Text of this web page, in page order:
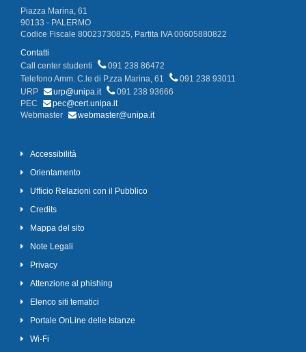
Piazza Marina, 61
90133 - PALERMO
Codice Fiscale 80023730825, Partita IVA 00605880822
Contatti
Call center studenti
091 238 86472
Telefono Amm. C.le di P.zza Marina, 61
091 238 93011
URP
urp@unipa.it
091 238 93666
PEC
pec@cert.unipa.it
Webmaster
webmaster@unipa.it
Accessibilità
Orientamento
Ufficio Relazioni con il Pubblico
Credits
Mappa del sito
Note Legali
Privacy
Attenzione al phishing
Elenco siti tematici
Portale OnLine delle Istanze
Wi-Fi